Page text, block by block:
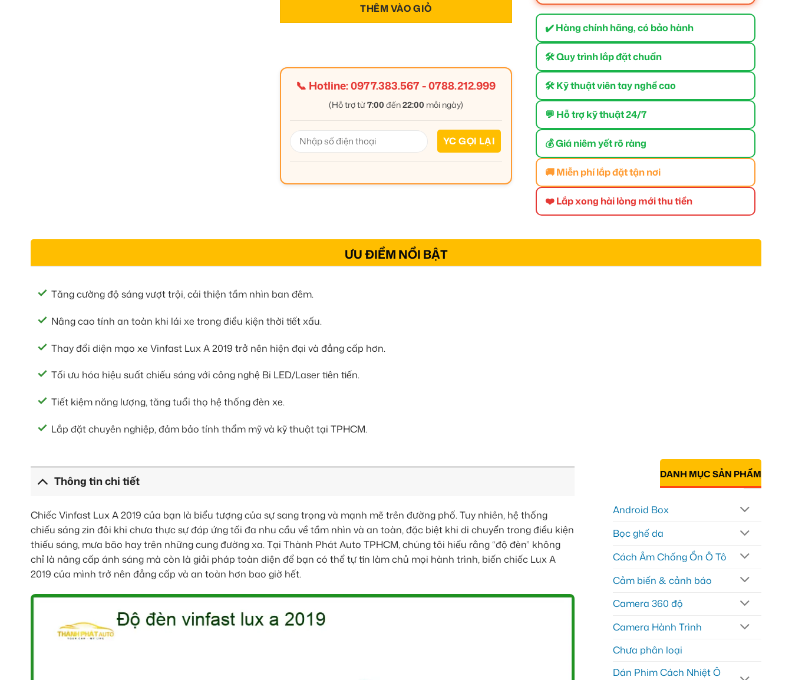
THÊM VÀO GIỎ
📞 Hotline:0977.383.567-0788.212.999
(Hỗ trợ từ7:00 đến22:00 mỗi ngày)
✔️ Hàng chính hãng, có bảo hành
🛠 Quy trình lắp đặt chuẩn
🛠 Kỹ thuật viên tay nghề cao
💬 Hỗ trợ kỹ thuật 24/7
💰 Giá niêm yết rõ ràng
🚚 Miễn phí lắp đặt tận nơi
❤️ Lắp xong hài lòng mới thu tiền
ƯU ĐIỂM NỔI BẬT
Tăng cường độ sáng vượt trội, cải thiện tầm nhìn ban đêm.
Nâng cao tính an toàn khi lái xe trong điều kiện thời tiết xấu.
Thay đổi diện mạo xe Vinfast Lux A 2019 trở nên hiện đại và đẳng cấp hơn.
Tối ưu hóa hiệu suất chiếu sáng với công nghệ Bi LED/Laser tiên tiến.
Tiết kiệm năng lượng, tăng tuổi thọ hệ thống đèn xe.
Lắp đặt chuyên nghiệp, đảm bảo tính thẩm mỹ và kỹ thuật tại TPHCM.
Thông tin chi tiết
Chiếc Vinfast Lux A 2019 của bạn là biểu tượng của sự sang trọng và mạnh mẽ trên đường phố. Tuy nhiên, hệ thống
chiếu sáng zin đôi khi chưa thực sự đáp ứng tối đa nhu cầu về tầm nhìn và an toàn, đặc biệt khi di chuyển trong điều kiện
thiếu sáng, mưa bão hay trên những cung đường xa. Tại Thành Phát Auto TPHCM, chúng tôi hiểu rằng “độ đèn” không
chỉ là nâng cấp ánh sáng mà còn là giải pháp toàn diện để bạn có thể tự tin làm chủ mọi hành trình, biến chiếc Lux A
2019 của mình trở nên đẳng cấp và an toàn hơn bao giờ hết.
DANH MỤC SẢN PHẨM
Android Box
Bọc ghế da
Cách Âm Chống Ồn Ô Tô
Cảm biến & cảnh báo
Camera 360 độ
Camera Hành Trình
Chưa phân loại
Dán Phim Cách Nhiệt Ô